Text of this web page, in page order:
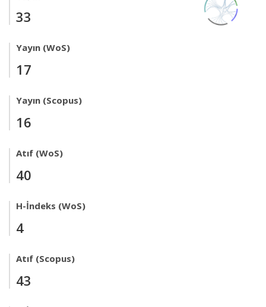
33
Yayın (WoS)
17
Yayın (Scopus)
16
Atıf (WoS)
40
H-İndeks (WoS)
4
Atıf (Scopus)
43